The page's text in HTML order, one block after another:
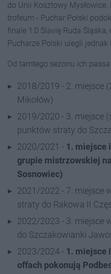
do Unii Kosztowy
trofeum - Puchar Polski
finale 1:0 Slavię Ruda
Pucharze Polski ulegli jednak
Od tamtego sezonu ich
2018/2019 - 2. miejsce
Mikołów)
2019/2020 - 3. miejsce
punktów straty do
2020/2021 - 1. miejsce
grupie mistrzowskiej
Sosnowiec)
2021/2022 - 7. miejsce
straty do Rakowa II
2022/2023 - 3. miejsce
do Szczakowianki
2023/2024 - 1. miejsce
offach pokonują